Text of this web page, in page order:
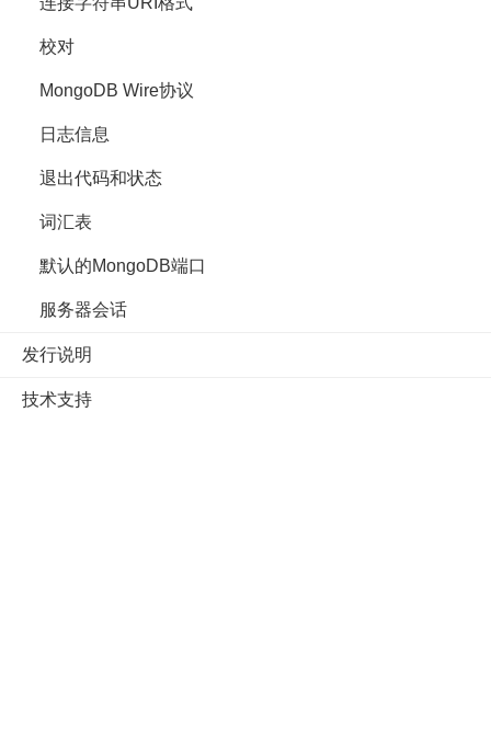
校对
MongoDB Wire协议
日志信息
退出代码和状态
词汇表
默认的MongoDB端口
服务器会话
发行说明
技术支持